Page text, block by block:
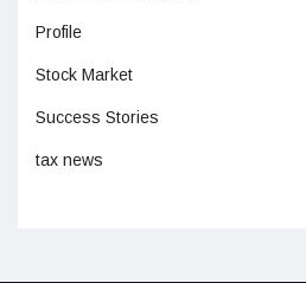
Profile
Stock Market
Success Stories
tax news